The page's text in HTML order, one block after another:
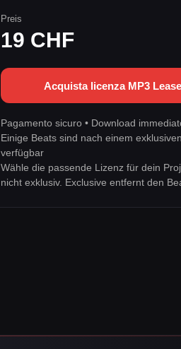
Preis
19 CHF
Acquista licenza MP3 Lease
Pagamento sicuro • Download
Einige Beats sind nach einem
verfügbar
Wähle die passende Lizenz für dein
nicht exklusiv. Exclusive entfernt den